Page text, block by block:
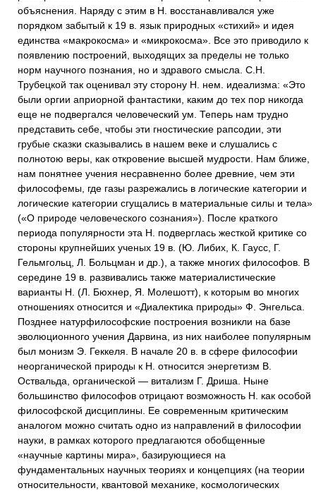
объяснения. Наряду с этим в Н. восстанавливался уже
порядком забытый к 19 в. язык природных «стихий» и идея
единства «макрокосма» и «микрокосма». Все это приводило к
появлению построений, выходящих за пределы не только
норм научного познания, но и здравого смысла. С.Н.
Трубецкой так оценивал эту сторону Н. нем. идеализма: «Это
были оргии априорной фантастики, каким до тех пор никогда
еще не подвергался человеческий ум. Теперь нам трудно
представить себе, чтобы эти гностические рапсодии, эти
грубые сказки сказывались в нашем веке и слушались с
полнотою веры, как откровение высшей мудрости. Нам ближе,
нам понятнее учения несравненно более древние, чем эти
философемы, где газы разрежались в логические категории и
логические категории сгущались в материальные силы и тела»
(«О природе человеческого сознания»). После краткого
периода популярности эта Н. подверглась жесткой критике со
стороны крупнейших ученых 19 в. (Ю. Либих, К. Гаусс, Г.
Гельмгольц, Л. Больцман и др.), а также многих философов. В
середине 19 в. развивались также материалистические
варианты Н. (Л. Бюхнер, Я. Молешотт), к которым во многих
отношениях относится и «Диалектика природы» Ф. Энгельса.
Позднее натурфилософские построения возникли на базе
эволюционного учения Дарвина, из них наиболее популярным
был монизм Э. Геккеля. В начале 20 в. в сфере философии
неорганической природы к Н. относится энергетизм В.
Оствальда, органической — витализм Г. Дриша. Ныне
большинство философов отрицают возможность Н. как особой
философской дисциплины. Ее современным критическим
аналогом можно считать одно из направлений в философии
науки, в рамках которого предлагаются обобщенные
«научные картины мира», базирующиеся на
фундаментальных научных теориях и концепциях (на теории
относительности, квантовой механике, космологических